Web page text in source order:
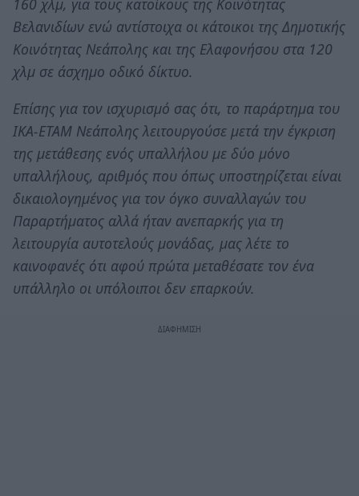
160 χλμ, για τους κατοίκους της Κοινότητας
Βελανιδίων ενώ αντίστοιχα οι κάτοικοι της Δημοτικής
Κοινότητας Νεάπολης και της Ελαφονήσου στα 120
χλμ σε άσχημο οδικό δίκτυο.
Επίσης για τον ισχυρισμό σας ότι, το παράρτημα του
ΙΚΑ-ΕΤΑΜ Νεάπολης λειτουργούσε μετά την έγκριση
της μετάθεσης ενός υπαλλήλου με δύο μόνο
υπαλλήλους, αριθμός που όπως υποστηρίζεται είναι
δικαιολογημένος για τον όγκο συναλλαγών του
Παραρτήματος αλλά ήταν ανεπαρκής για τη
λειτουργία αυτοτελούς μονάδας, μας λέτε το
καινοφανές ότι αφού πρώτα μεταθέσατε τον ένα
υπάλληλο οι υπόλοιποι δεν επαρκούν.